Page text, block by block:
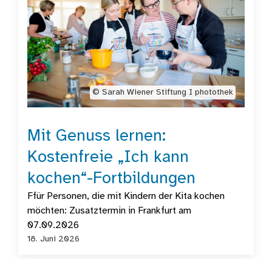
©️ Sarah Wiener Stiftung I photothek
Mit Genuss lernen:
Kostenfreie „Ich kann
kochen“-Fortbildungen
Ffür Personen, die mit Kindern der Kita kochen
möchten: Zusatztermin in Frankfurt am
07.09.2026
18. Juni 2026